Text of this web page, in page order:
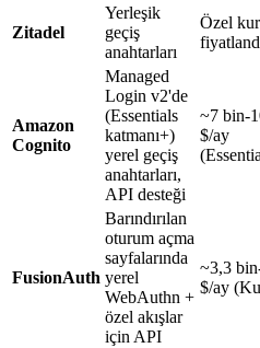
Zitadel
Yerleşik
geçiş
anahtarları
Özel
Amazon
Cognito
Managed
Login v2'de
(Essentials
katmanı+)
yerel geçiş
anahtarları,
API desteği
~7 bin-
$/ay
FusionAuth
Barındırılan
oturum açma
sayfalarında
yerel
WebAuthn +
özel akışlar
için API
~3,3
$/ay